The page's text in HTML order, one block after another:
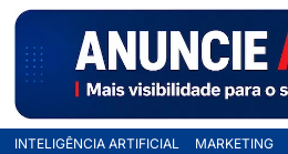
INTELIGÊNCIA ARTIFICIAL MARKETING